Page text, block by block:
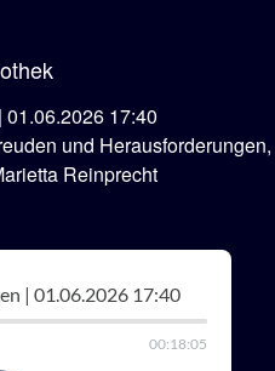
01.06.2026 17:40
und Herausforderungen,
Reinprecht
| 01.06.2026 17:40
00:18:05